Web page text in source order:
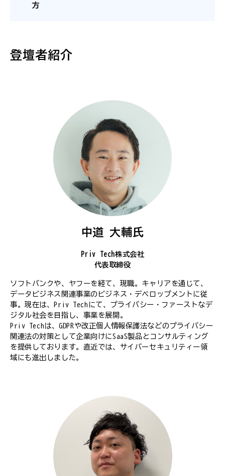
方
登壇者紹介
中道 大輔氏
Priv Tech株式会社
代表取締役
ソフトバンクや、ヤフーを経て、現職。キャリアを通じて、
データビジネス関連事業のビジネス・デベロップメントに従
事。現在は、Priv Techにて、プライバシー・ファーストなデ
ジタル社会を目指し、事業を展開。
Priv Techは、GDPRや改正個人情報保護法などのプライバシー
関連法の対策として企業向けにSaaS製品とコンサルティング
を提供しております。直近では、サイバーセキュリティー領
域にも進出しました。